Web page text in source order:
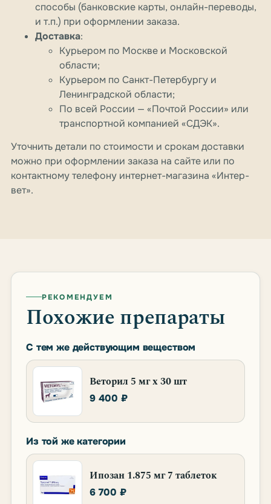
способы (банковские карты, онлайн-переводы,
и т.п.) при оформлении заказа.
Доставка:
Курьером по Москве и Московской
области;
Курьером по Санкт-Петербургу и
Ленинградской области;
По всей России — «Почтой России» или
транспортной компанией «СДЭК».
Уточнить детали по стоимости и срокам доставки
можно при оформлении заказа на сайте или по
контактному телефону интернет-магазина «Интер-
вет».
РЕКОМЕНДУЕМ
Похожие препараты
С тем же действующим веществом
Веторил 5 мг х 30 шт
9 400 ₽
Из той же категории
Ипозан 1.875 мг 7 таблеток
6 700 ₽